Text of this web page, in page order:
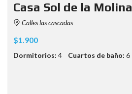
Casa Sol de la Molina
Calles las cascadas
$1.900
Dormitorios: 4 Cuartos de baño: 6